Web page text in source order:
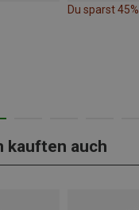
Du sparst 45%
kauften auch